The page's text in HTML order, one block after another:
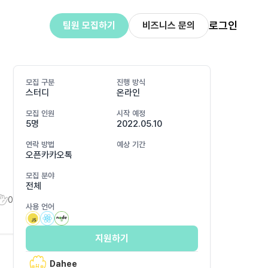
팀원 모집하기 비즈니스 문의 로그인
0
모집 구분
스터디
진행 방식
온라인
모집 인원
5명
시작 예정
2022.05.10
연락 방법
오픈카카오톡
예상 기간
모집 분야
전체
사용 언어
지원하기
Dahee